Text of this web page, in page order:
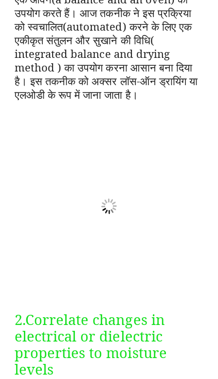
उपयोग करते हैं। आज तकनीक ने इस प्रक्रिया
को स्वचालित(automated) करने के लिए एक
एकीकृत संतुलन और सुखाने की विधि(
integrated balance and drying
method ) का उपयोग करना आसान बना दिया
है। इस तकनीक को अक्सर लॉस-ऑन ड्रायिंग या
एलओडी के रूप में जाना जाता है।
2.Correlate changes in
electrical or dielectric
properties to moisture
levels